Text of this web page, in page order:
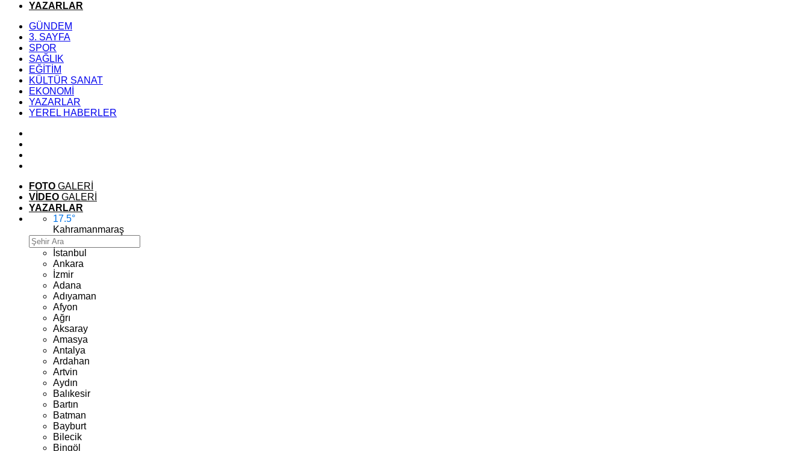
YAZARLAR
GÜNDEM
3. SAYFA
SPOR
SAĞLIK
EĞİTİM
KÜLTÜR SANAT
EKONOMİ
YAZARLAR
YEREL HABERLER
FOTO GALERİ
VİDEO GALERİ
YAZARLAR
17.5°
Kahramanmaraş
İstanbul
Ankara
İzmir
Adana
Adıyaman
Afyon
Ağrı
Aksaray
Amasya
Antalya
Ardahan
Artvin
Aydın
Balıkesir
Bartın
Batman
Bayburt
Bilecik
Bingöl